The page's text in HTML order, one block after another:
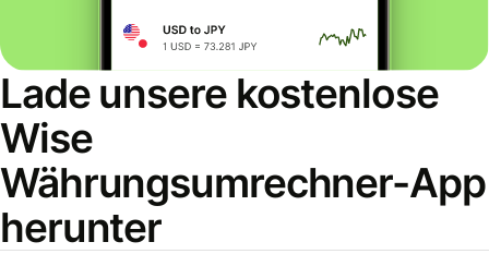
Lade unsere kostenlose
Wise
Währungsumrechner-App
herunter